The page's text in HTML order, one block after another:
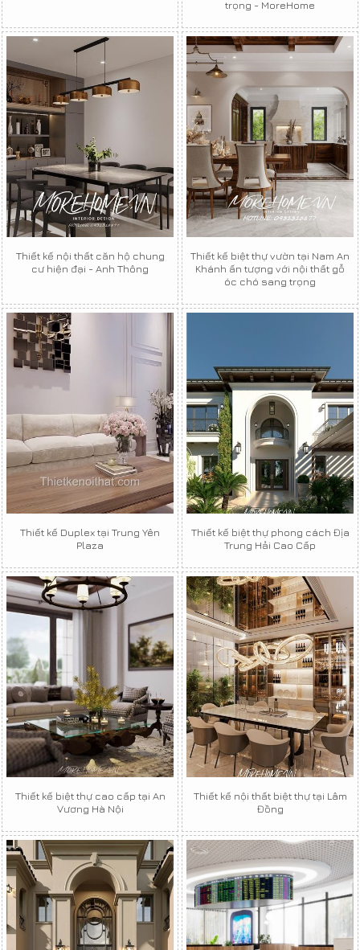
trọng - MoreHome
Thiết kế nội thất căn hộ chung
cư hiện đại - Anh Thông
Thiết kế biệt thự vườn tại Nam An
Khánh ấn tượng với nội thất gỗ
óc chó sang trọng
Thiết kế Duplex tại Trung Yên
Plaza
Thiết kế biệt thự phong cách Địa
Trung Hải Cao Cấp
Thiết kế biệt thự cao cấp tại An
Vương Hà Nội
Thiết kế nội thất biệt thự tại Lâm
Đồng